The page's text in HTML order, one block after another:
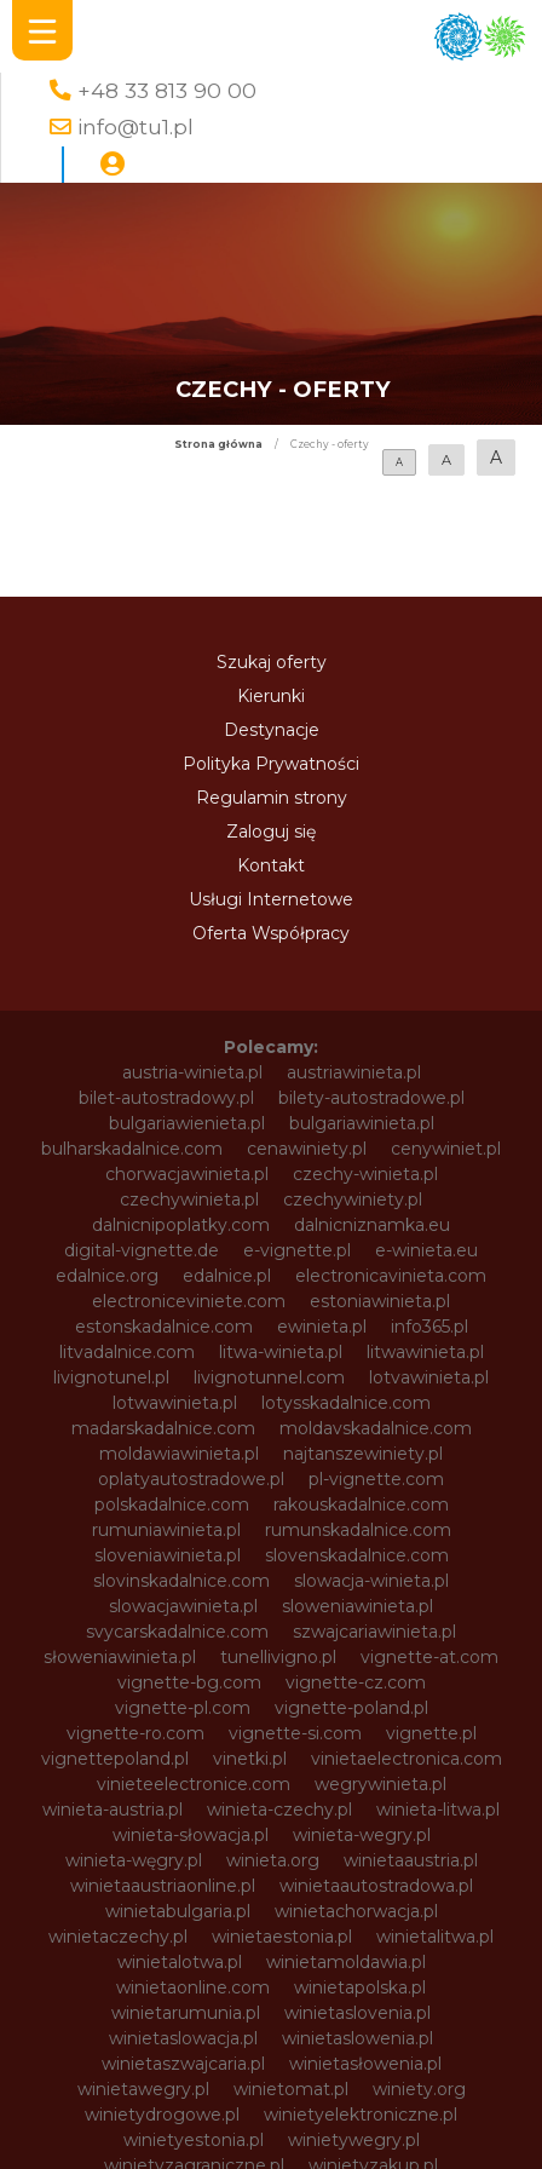
+48 33 813 90 00
info@tu1.pl
CZECHY - OFERTY
Strona główna /
Czechy - oferty
A
A A
Szukaj oferty
Kierunki
Destynacje
Polityka Prywatności
Regulamin strony
Zaloguj się
Kontakt
Usługi Internetowe
Oferta Współpracy
Polecamy:
austria-winieta.pl
austriawinieta.pl
bilet-autostradowy.pl
bilety-autostradowe.pl
bulgariawienieta.pl
bulgariawinieta.pl
bulharskadalnice.com
cenawiniety.pl
cenywiniet.pl
chorwacjawinieta.pl
czechy-winieta.pl
czechywinieta.pl
czechywiniety.pl
dalnicnipoplatky.com
dalnicniznamka.eu
digital-vignette.de
e-vignette.pl
e-winieta.eu
edalnice.org
edalnice.pl
electronicavinieta.com
electroniceviniete.com
estoniawinieta.pl
estonskadalnice.com
ewinieta.pl
info365.pl
litvadalnice.com
litwa-winieta.pl
litwawinieta.pl
livignotunel.pl
livignotunnel.com
lotvawinieta.pl
lotwawinieta.pl
lotysskadalnice.com
madarskadalnice.com
moldavskadalnice.com
moldawiawinieta.pl
najtanszewiniety.pl
oplatyautostradowe.pl
pl-vignette.com
polskadalnice.com
rakouskadalnice.com
rumuniawinieta.pl
rumunskadalnice.com
sloveniawinieta.pl
slovenskadalnice.com
slovinskadalnice.com
slowacja-winieta.pl
slowacjawinieta.pl
sloweniawinieta.pl
svycarskadalnice.com
szwajcariawinieta.pl
słoweniawinieta.pl
tunellivigno.pl
vignette-at.com
vignette-bg.com
vignette-cz.com
vignette-pl.com
vignette-poland.pl
vignette-ro.com
vignette-si.com
vignette.pl
vignettepoland.pl
vinetki.pl
vinietaelectronica.com
vinieteelectronice.com
wegrywinieta.pl
winieta-austria.pl
winieta-czechy.pl
winieta-litwa.pl
winieta-słowacja.pl
winieta-wegry.pl
winieta-węgry.pl
winieta.org
winietaaustria.pl
winietaaustriaonline.pl
winietaautostradowa.pl
winietabulgaria.pl
winietachorwacja.pl
winietaczechy.pl
winietaestonia.pl
winietalitwa.pl
winietalotwa.pl
winietamoldawia.pl
winietaonline.com
winietapolska.pl
winietarumunia.pl
winietaslovenia.pl
winietaslowacja.pl
winietaslowenia.pl
winietaszwajcaria.pl
winietasłowenia.pl
winietawegry.pl
winietomat.pl
winiety.org
winietydrogowe.pl
winietyelektroniczne.pl
winietyestonia.pl
winietywegry.pl